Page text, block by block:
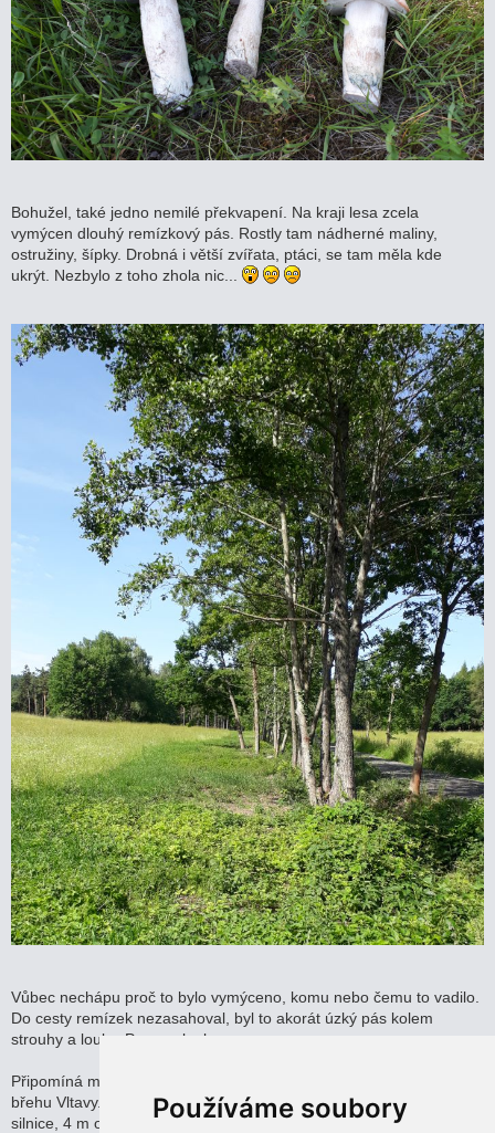
Používáme soubory
Bohužel, také jedno nemilé překvapení. Na kraji lesa zcela
vymýcen dlouhý remízkový pás. Rostly tam nádherné maliny,
ostružiny, šípky. Drobná i větší zvířata, ptáci, se tam měla kde
ukrýt. Nezbylo z toho zhola nic...
Vůbec nechápu proč to bylo vymýceno, komu nebo čemu to vadilo.
Do cesty remízek nezasahoval, byl to akorát úzký pás kolem
strouhy a louky. Pozemek obce.
Připomíná mi to před léty pokácený a zlikvidovaný ovocný strom na
břehu Vltavy. Na tom břehu, kde nevede cyklostezka, 5 m od
silnice, 4 m od řeky, strom vůbec nikomu nepřekážel, do ničeho